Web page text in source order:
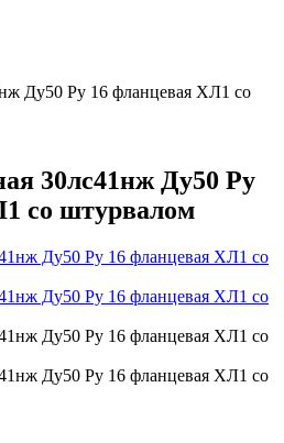
Ду50 Ру 16 фланцевая ХЛ1 со
30лс41нж Ду50 Ру
со штурвалом